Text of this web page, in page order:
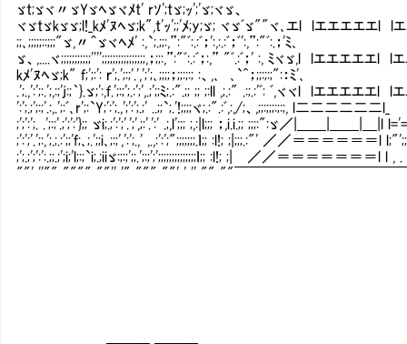
ゞt;ゞヾ〃ゞYゞﾍゞヾﾒt' rｿ';tゞ;ｯ';'
ヾゞtゞkゞゞ;l!_kﾒ'ﾇﾍゞ;k",t'ｯ';;'ﾒ;y;ゞ; ヾゞﾞゞ""ヾ､エl lエエエエ
;;､;;;;;::;;;"ゞ,〃＾ゞヾﾍﾒ' :,`;.;;:,”:"ﾞ:.:ﾞ；':,:.:
ゞ、,....ヾ;;;;;;;;;;;'''';;;;;;;;;;;;;;;;,；;;:,”:"ﾞ:.:ﾞ；:,” "ﾞ.:ﾞ；' :, ﾐヾゞ,l lエエ
kﾒ'ﾇﾍゞ;k" f;';:': ｒ';.';:;'.',';';､;;;;；;;:;:; :、,､ ､
.';.,':';:.';,:;'j:;｀}.ゞ;':,ｆ.';:;';.:';',.;';;ﾐ;.:".;; ;; ;:ll ,;.:" .:;.:'ﾞ: ﾞ,ヾヾl lエエエ
':';.;';:;'.:,.';:ﾞ､r';:`Y;':';.,';':';.;' ..;;`;.'!;;;;ヾ;.:".:ﾞ,:,/;、
;';':';. .';:;'.;';':'};; ゞi;.;':';'.';',;:'.':' .;,l';;; ;,:|l;;; ；,i.i.;; ;;;:":ゞ／|＿＿|＿＿|＿|l
;':';'.';:,';.;.:';;'f;､;.';;i､;:;',':';.,' ,.,:':';";;;;;;;.ｌ;; :l!; ;|;;;.:"' ／／＝＝＝＝＝
;';.;';':':.;;.;';i;'l;:;`i;.;iiゞ:;:;';;.';:;';';;;;;;;;;;;;;;ｌ;; :l!; ;| ／／＝＝＝＝＝＝＝l l
""' ''"" """" ""'' '" """ ""' ' '' "" ""￣￣￣￣￣￣￣￣￣￣￣￣